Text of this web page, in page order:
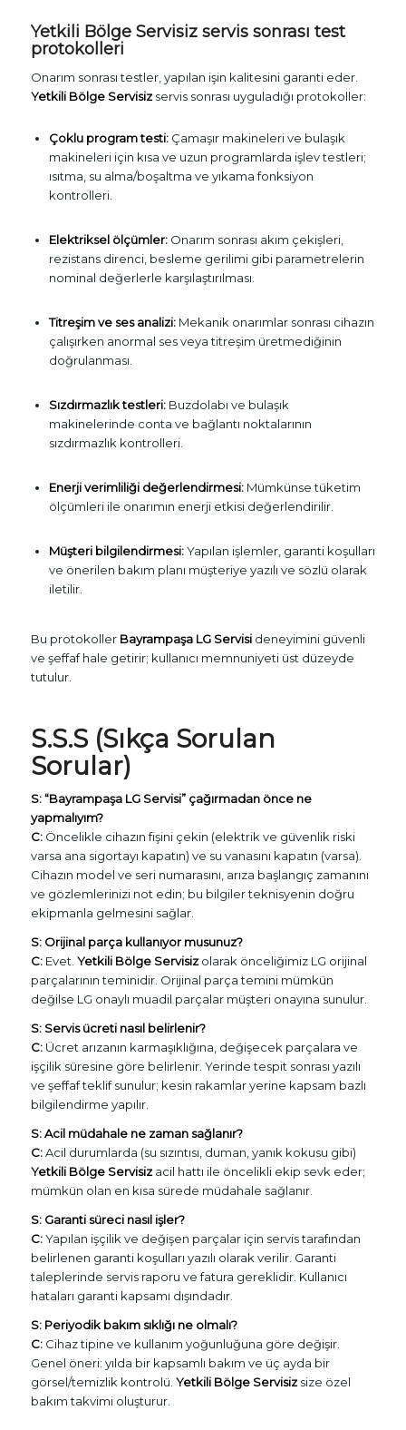
Yetkili Bölge Servisiz servis sonrası test
protokolleri
Onarım sonrası testler, yapılan işin kalitesini garanti eder.
Yetkili Bölge Servisizservis sonrası uyguladığı protokoller:
Çoklu program testi:Çamaşır makineleri ve bulaşık
makineleri için kısa ve uzun programlarda işlev testleri;
ısıtma, su alma/boşaltma ve yıkama fonksiyon
kontrolleri.
Elektriksel ölçümler:Onarım sonrası akım çekişleri,
rezistans direnci, besleme gerilimi gibi parametrelerin
nominal değerlerle karşılaştırılması.
Titreşim ve ses analizi:Mekanik onarımlar sonrası cihazın
çalışırken anormal ses veya titreşim üretmediğinin
doğrulanması.
Sızdırmazlık testleri:Buzdolabı ve bulaşık
makinelerinde conta ve bağlantı noktalarının
sızdırmazlık kontrolleri.
Enerji verimliliği değerlendirmesi:Mümkünse tüketim
ölçümleri ile onarımın enerji etkisi değerlendirilir.
Müşteri bilgilendirmesi:Yapılan işlemler, garanti koşulları
ve önerilen bakım planı müşteriye yazılı ve sözlü olarak
iletilir.
Bu protokoller Bayrampaşa LG Servisideneyimini güvenli
ve şeffaf hale getirir; kullanıcı memnuniyeti üst düzeyde
tutulur.
S.S.S (Sıkça Sorulan
Sorular)
S: “Bayrampaşa LG Servisi” çağırmadan önce ne
yapmalıyım?
C:Öncelikle cihazın fişini çekin (elektrik ve güvenlik riski
varsa ana sigortayı kapatın) ve su vanasını kapatın (varsa).
Cihazın model ve seri numarasını, arıza başlangıç zamanını
ve gözlemlerinizi not edin; bu bilgiler teknisyenin doğru
ekipmanla gelmesini sağlar.
S: Orijinal parça kullanıyor musunuz?
C:Evet. Yetkili Bölge Servisizolarak önceliğimiz LG orijinal
parçalarının teminidir. Orijinal parça temini mümkün
değilse LG onaylı muadil parçalar müşteri onayına sunulur.
S: Servis ücreti nasıl belirlenir?
C:Ücret arızanın karmaşıklığına, değişecek parçalara ve
işçilik süresine göre belirlenir. Yerinde tespit sonrası yazılı
ve şeffaf teklif sunulur; kesin rakamlar yerine kapsam bazlı
bilgilendirme yapılır.
S: Acil müdahale ne zaman sağlanır?
C:Acil durumlarda (su sızıntısı, duman, yanık kokusu gibi)
Yetkili Bölge Servisizacil hattı ile öncelikli ekip sevk eder;
mümkün olan en kısa sürede müdahale sağlanır.
S: Garanti süreci nasıl işler?
C:Yapılan işçilik ve değişen parçalar için servis tarafından
belirlenen garanti koşulları yazılı olarak verilir. Garanti
taleplerinde servis raporu ve fatura gereklidir. Kullanıcı
hataları garanti kapsamı dışındadır.
S: Periyodik bakım sıklığı ne olmalı?
C:Cihaz tipine ve kullanım yoğunluğuna göre değişir.
Genel öneri: yılda bir kapsamlı bakım ve üç ayda bir
görsel/temizlik kontrolü. Yetkili Bölge Servisizsize özel
bakım takvimi oluşturur.